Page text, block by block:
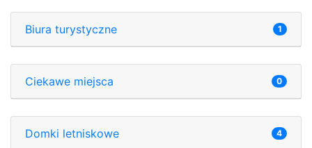
Biura turystyczne 1
Ciekawe miejsca 0
Domki letniskowe 4